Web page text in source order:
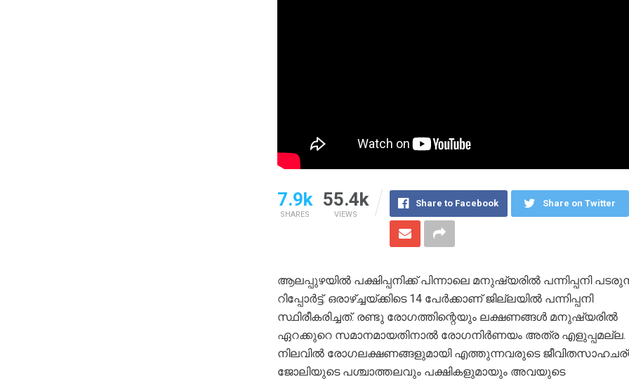
7.9k
SHARES
55.4k
VIEWS
Share to Facebook Share on Twitter
ആലപ്പുഴയിൽ പക്ഷിപ്പനിക്ക് പിന്നാലെ മനുഷ്യരിൽ പന്നിപ്പനി
റിപ്പോർട്ട്. ഒരാഴ്‌ച്ചയ്ക്കിടെ 14 പേർക്കാണ് ജില്ലയിൽ പന്നിപ്പനി
സ്ഥിരീകരിച്ചത്. രണ്ടു രോഗത്തിന്റെയും ലക്ഷണങ്ങൾ മനുഷ്യരിൽ
ഏറക്കുറെ സമാനമായതിനാൽ രോഗനിർണയം അത്ര എളുപ്പമല്ല.
നിലവിൽ രോഗലക്ഷണങ്ങളുമായി എത്തുന്നവരുടെ
ജോലിയുടെ പശ്ചാത്തലവും പക്ഷികളുമായും അവയുടെ